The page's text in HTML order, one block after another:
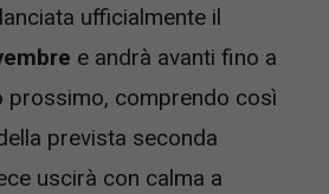
ufficialmente il
e andrà avanti fino a
prossimo, comprendo così
prevista seconda
uscirà con calma a